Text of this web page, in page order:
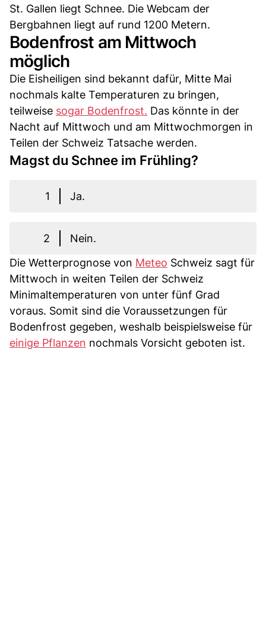
St. Gallen liegt Schnee. Die Webcam der
Bergbahnen liegt auf rund 1200 Metern.
Bodenfrost am Mittwoch
möglich
Die Eisheiligen sind bekannt dafür, Mitte Mai
nochmals kalte Temperaturen zu bringen,
teilweise sogar Bodenfrost. Das könnte in der
Nacht auf Mittwoch und am Mittwochmorgen in
Teilen der Schweiz Tatsache werden.
Magst du Schnee im Frühling?
1 Ja.
2
Nein.
Die Wetterprognose von Meteo Schweiz sagt für
Mittwoch in weiten Teilen der Schweiz
Minimaltemperaturen von unter fünf Grad
voraus. Somit sind die Voraussetzungen für
Bodenfrost gegeben, weshalb beispielsweise für
einige Pflanzen nochmals Vorsicht geboten ist.